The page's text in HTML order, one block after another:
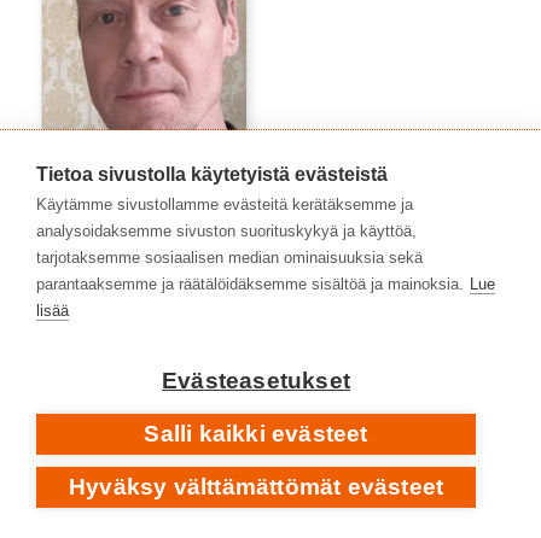
Tommi Viitamies
Tietoa sivustolla käytetyistä evästeistä
Käytämme sivustollamme evästeitä kerätäksemme ja
analysoidaksemme sivuston suorituskykyä ja käyttöä,
tarjotaksemme sosiaalisen median ominaisuuksia sekä
parantaaksemme ja räätälöidäksemme sisältöä ja mainoksia. Lue
lisää
Evästeasetukset
Salli kaikki evästeet
Hyväksy välttämättömät evästeet